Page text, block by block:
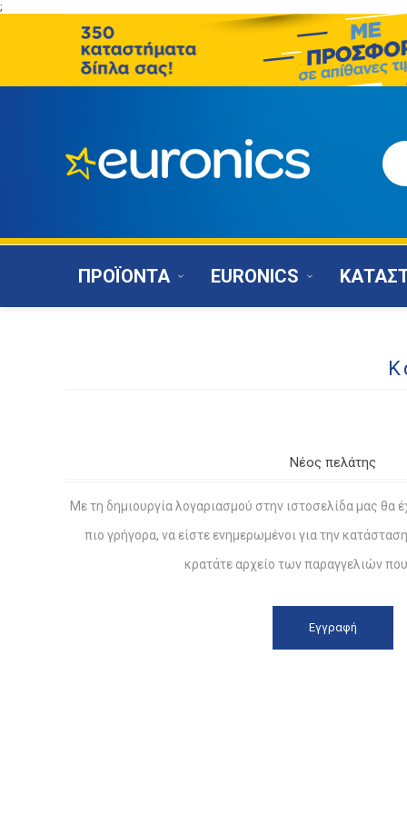
;
ΠΡΟΪΟΝΤΑ EURONICS
Νέος πελάτης
Με τη δημιουργία λογαριασμού στην ιστοσελίδα μας θα
πιο γρήγορα, να είστε ενημερωμένοι για την
κρατάτε αρχείο των παραγγελιών που